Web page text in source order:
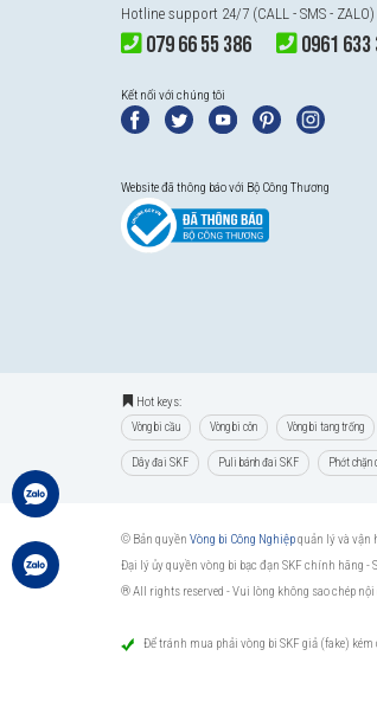
Hotline support 24/7 (CALL - SMS - ZALO)
079 66 55 386 0961 633
Kết nối với chúng tôi
Website đã thông báo với Bộ Công Thương
Hot keys:
Vòng bi cầu Vòng bi côn Vòng bi tang trống
Dây đai SKF Puli bánh đai SKF Phớt chặn
© Bản quyền Vòng bi Công Nghiệpquản lý và vận
Đại lý ủy quyền vòng bi bạc đạn SKF chính hãng -
® All rights reserved - Vui lòng không sao chép
Để tránh mua phải vòng bi SKF giả (fake)